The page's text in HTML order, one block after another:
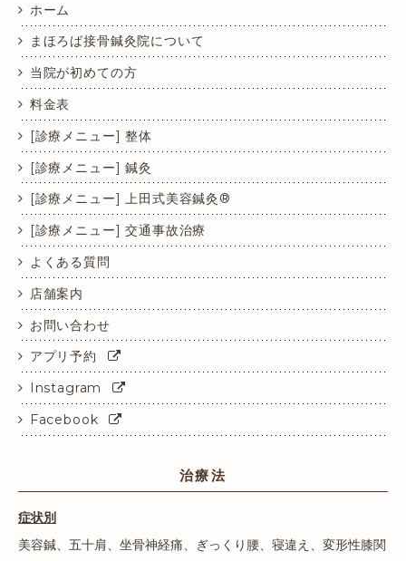
ホーム
まほろば接骨鍼灸院について
当院が初めての方
料金表
[診療メニュー] 整体
[診療メニュー] 鍼灸
[診療メニュー] 上田式美容鍼灸®
[診療メニュー] 交通事故治療
よくある質問
店舗案内
お問い合わせ
アプリ予約
Instagram
Facebook
治療法
症状別
美容鍼、 五十肩、 坐骨神経痛、 ぎっくり腰、 寝違え 、 変形性膝関